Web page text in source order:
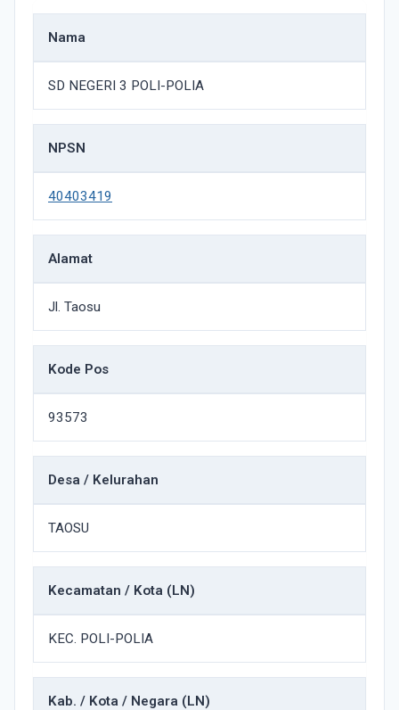
Nama
SD NEGERI 3 POLI-POLIA
NPSN
40403419
Alamat
Jl. Taosu
Kode Pos
93573
Desa / Kelurahan
TAOSU
Kecamatan / Kota (LN)
KEC. POLI-POLIA
Kab. / Kota / Negara (LN)